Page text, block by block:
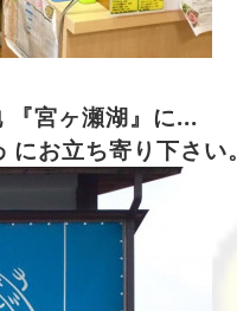
宮ヶ瀬湖』 に...
お立ち寄り下さい。